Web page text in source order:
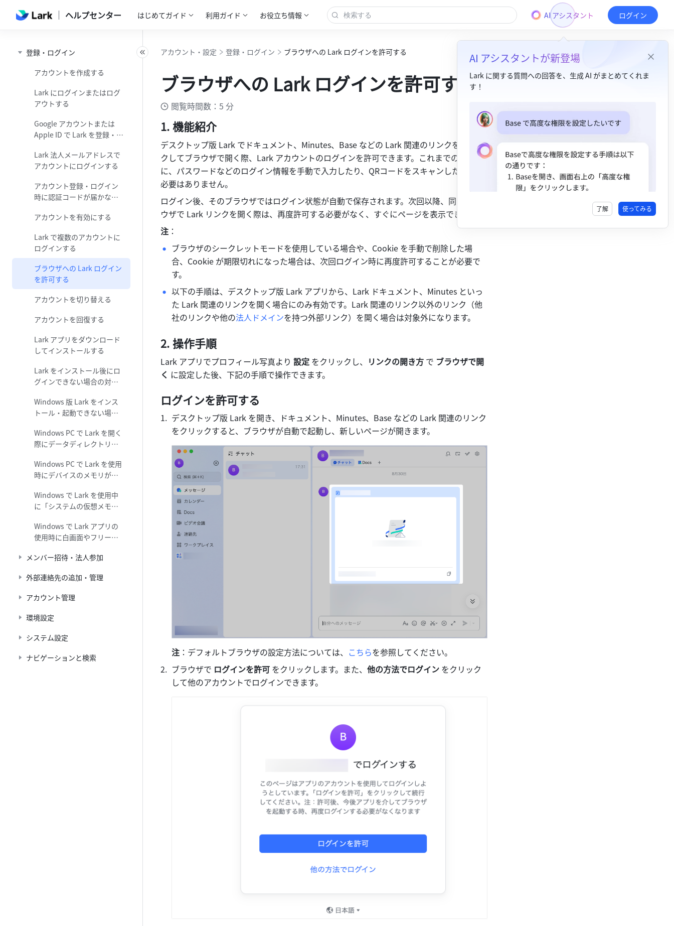
ヘルプセンター はじめてガイド 利用ガイド お役立ち情報 AI アシスタント
AI アシスタントが新登場
Lark に関する質問への回答を、生成 AI がまとめてくれま
す！
了解 使ってみる
ログイン
登録・ログイン
アカウントを作成する
Lark にログインまたはログ
アウトする
Google アカウントまたは
Apple ID で Lark を登録・ロ
Lark 法人メールアドレスで
アカウントにログインする
アカウント登録・ログイン
時に認証コードが届かない
アカウントを有効にする
Lark で複数のアカウントに
ログインする
ブラウザへの Lark ログイン
を許可する
アカウントを切り替える
アカウントを回復する
Lark アプリをダウンロード
してインストールする
Lark をインストール後にロ
グインできない場合の対処
Windows 版 Lark をインス
トール・起動できない場合
Windows PC で Lark を開く
際にデータディレクトリへ
の対処法
Windows PC で Lark を使用
時にデバイスのメモリが不
Windows で Lark を使用中
に「システムの仮想メモリ
される場合の対処法
Windows で Lark アプリの
使用時に白画面やフリーズ
の対処法
メンバー招待・法人参加
外部連絡先の追加・管理
アカウント管理
環境設定
システム設定
ナビゲーションと検索
アカウント・設定 登録・ログイン ブラウザへの Lark ログインを許可する
ブラウザへの Lark ログインを許可する
閲覧時間数：5 分
機能紹介
デスクトップ版 Lark でドキュメント、Minutes、Base などの Lark 関連のリンクをクリッ
クしてブラウザで開く際、Lark アカウントのログインを許可できます。これまでのよう
に、パスワードなどのログイン情報を手動で入力したり、QRコードをスキャンしたりする
必要はありません。
ログイン後、そのブラウザではログイン状態が自動で保存されます。次回以降、同じブラ
ウザで Lark リンクを開く際は、再度許可する必要がなく、すぐにページを表示できます。
注 ：
ブラウザのシークレットモードを使用している場合や、Cookie を手動で削除した場
合、Cookie が期限切れになった場合は、次回ログイン時に再度許可することが必要で
す。
以下の手順は、デスクトップ版 Lark アプリから、Lark ドキュメント、Minutes といっ
た Lark 関連のリンクを開く場合にのみ有効です。Lark 関連のリンク以外のリンク（他
社のリンクや他の法人ドメインを持つ外部リンク）を開く場合は対象外になります。
操作手順
Lark アプリでプロフィール写真より 設定 をクリックし、 リンクの開き方 で ブラウザで開
く に設定した後、下記の手順で操作できます。
ログインを許可する
デスクトップ版 Lark を開き、ドキュメント、Minutes、Base などの Lark 関連のリンク
をクリックすると、ブラウザが自動で起動し、新しいページが開きます。
注 ：デフォルトブラウザの設定方法については、 こちらを参照してください。
ブラウザで ログインを許可 をクリックします。また、 他の方法でログイン をクリック
して他のアカウントでログインできます。
1. 機能紹介​
ログインを許可する​
ログインの許可を取り消す​